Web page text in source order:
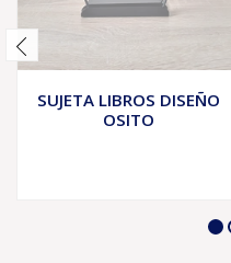
SUJETA LIBROS DISEÑO
OSITO